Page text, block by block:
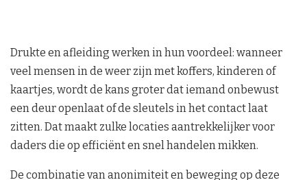
Drukte en afleiding werken in hun voordeel: wanneer
veel mensen in de weer zijn met koffers, kinderen of
kaartjes, wordt de kans groter dat iemand onbewust
een deur openlaat of de sleutels in het contact laat
zitten. Dat maakt zulke locaties aantrekkelijker voor
daders die op efficiënt en snel handelen mikken.
De combinatie van anonimiteit en beweging op deze